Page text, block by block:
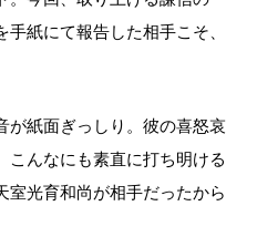
手紙にて報告した相手こそ、
が紙面ぎっしり。彼の喜怒哀
こんなにも素直に打ち明ける
室光育和尚が相手だったから